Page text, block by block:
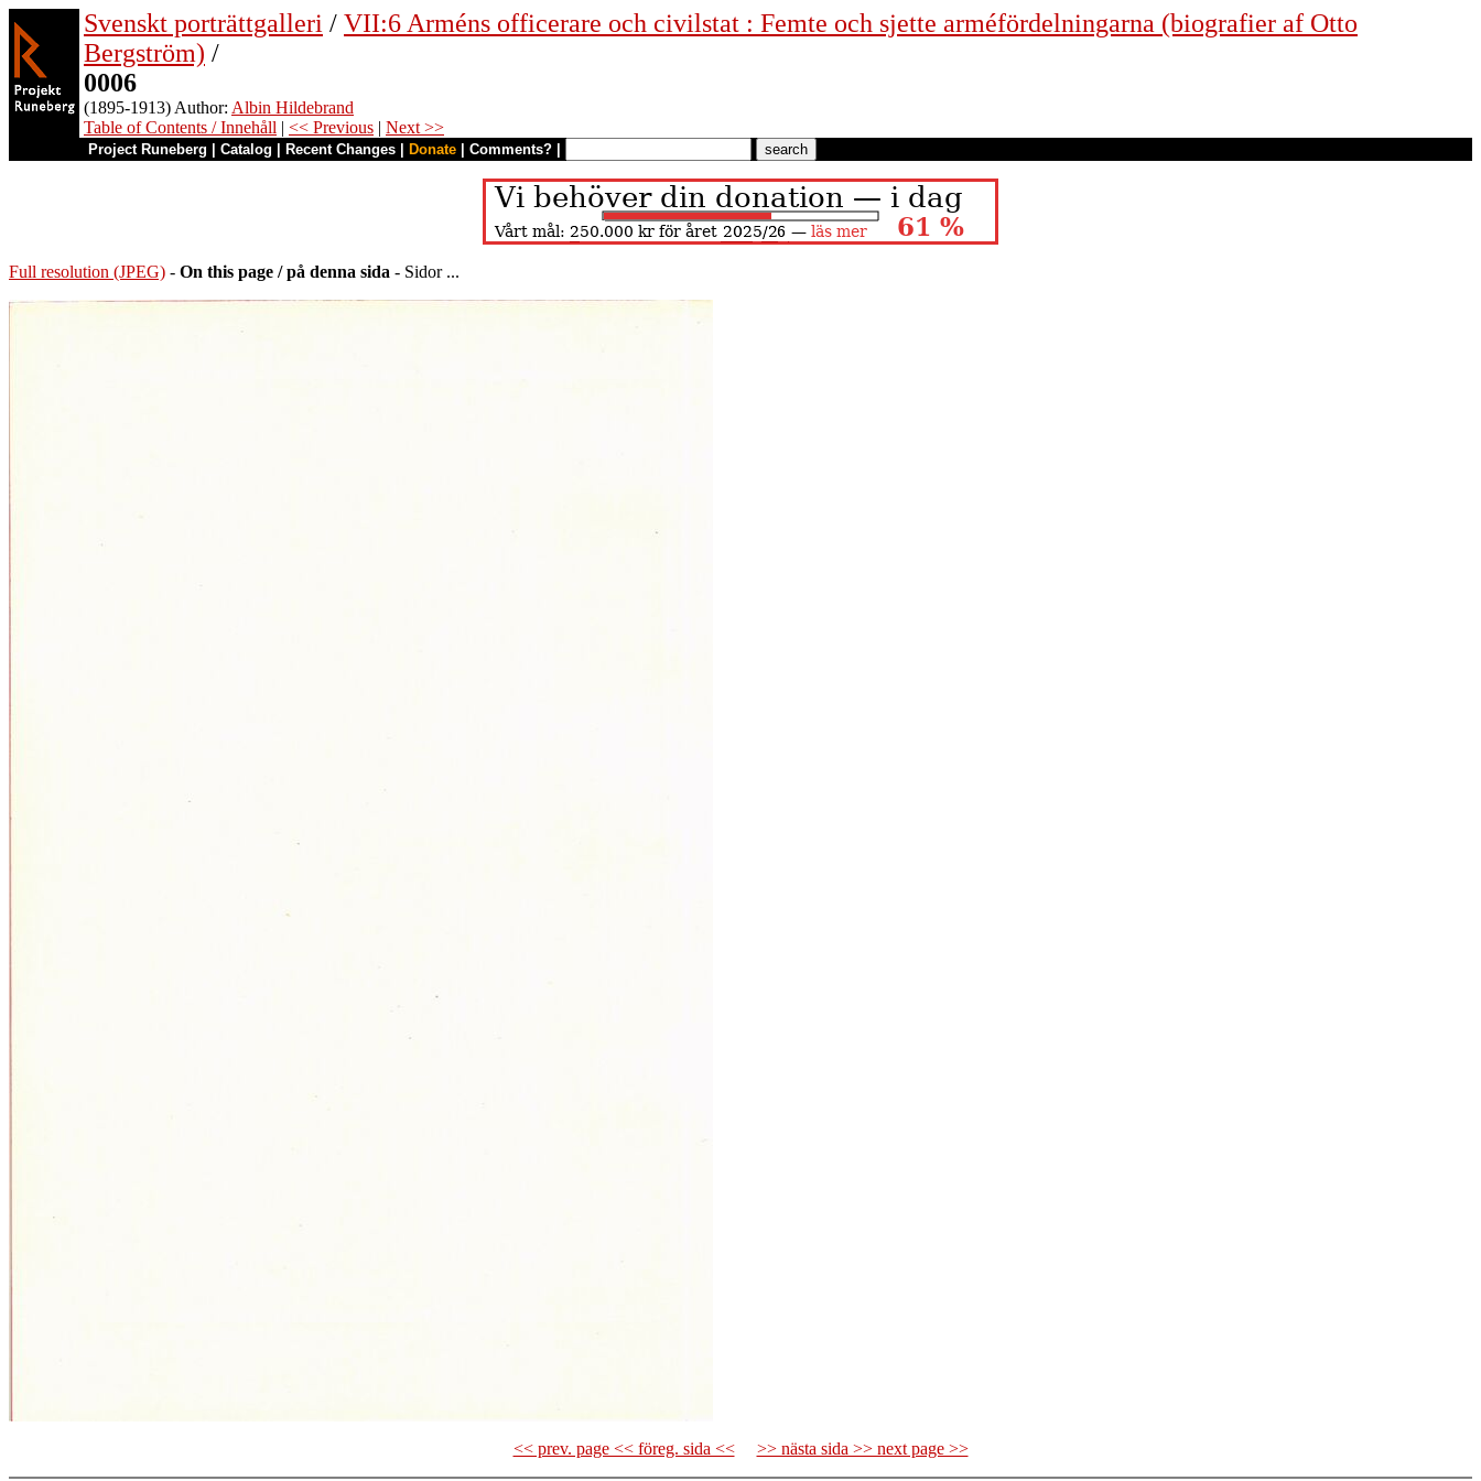
Svenskt porträttgalleri / VII:6 Arméns officerare och civilstat : Femte och sjette arméfördelningarna (biografier af Otto
Bergström) /
0006
(1895-1913) Author: Albin Hildebrand
Table of Contents / Innehåll | << Previous | Next >>
Project Runeberg Catalog Recent Changes Donate Comments?
Full resolution (JPEG) - On this page / på denna sida - Sidor ...
<< prev. page << föreg. sida << >> nästa sida >> next page >>